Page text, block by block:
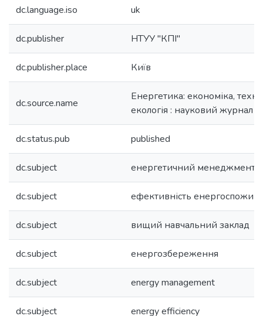
dc.language.iso uk
dc.publisher НТУУ "КПІ"
dc.publisher.place Київ
dc.source.name
Енергетика: економіка,
екологія : науковий журнал
dc.status.pub published
dc.subject енергетичний менеджмент
dc.subject ефективність
dc.subject вищий навчальний заклад
dc.subject енергозбереження
dc.subject energy management
dc.subject energy efficiency